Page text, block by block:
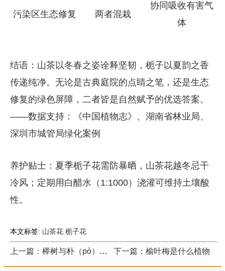
污染区生态修复 两者混栽
协同吸收有害气
体
结语：山茶以冬春之姿诠释坚韧，栀子以夏韵之香
传递纯净。无论是古典庭院的点睛之笔，还是生态
修复的绿色屏障，二者皆是自然赋予的优选答案。
——数据支持：《中国植物志》、湖南省林业局、
深圳市城管局绿化案例
养护贴士：夏季栀子花需防暴晒，山茶花越冬忌干
冷风；定期用白醋水（1:1000）浇灌可维持土壤酸
性。
本文标签: 山茶花 栀子花
上一篇：榉树与朴（pò）树的区别 下一篇：榆叶梅是什么植物